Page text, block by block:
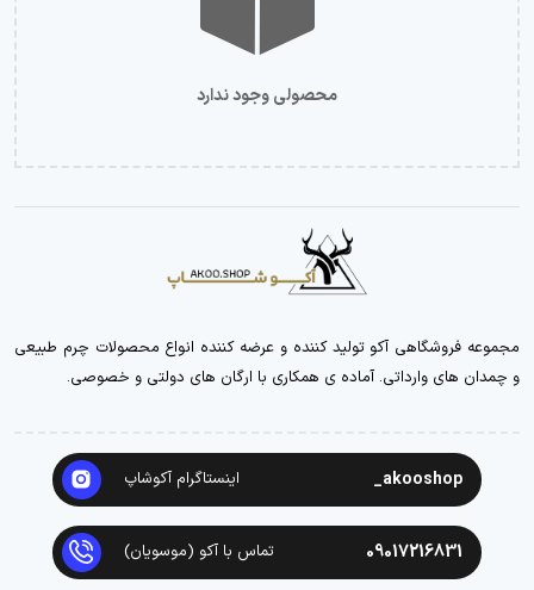
محصولی وجود ندارد
مجموعه فروشگاهی آکو تولید کننده و عرضه کننده انواع محصولات چرم طبیعی
و چمدان های وارداتی. آماده ی همکاری با ارگان های دولتی و خصوصی.
akooshop_ اینستاگرام آکوشاپ
09017216831 تماس با آکو (موسویان)